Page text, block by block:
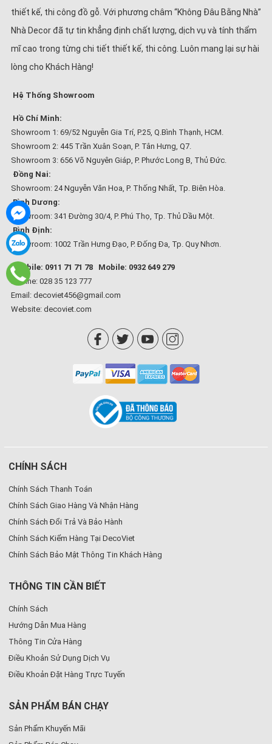
thiết kế, thi công đồ gỗ. Với phương châm “Không Đâu Bằng Nhà”
Nhà Decor đã tự tin khẳng định chất lượng, dịch vụ và tính thẩm
mĩ cao trong từng chi tiết thiết kế, thi công. Luôn mang lại sự hài
lòng cho Khách Hàng!
Hệ Thống Showroom
Hồ Chí Minh:
Showroom 1: 69/52 Nguyễn Gia Trí, P.25, Q.Bình Thạnh, HCM.
Showroom 2: 445 Trần Xuân Soạn, P. Tân Hưng, Q7.
Showroom 3: 656 Võ Nguyên Giáp, P. Phước Long B, Thủ Đức.
Đồng Nai:
Showroom: 24 Nguyễn Văn Hoa, P. Thống Nhất, Tp. Biên Hòa.
Bình Dương:
Showroom: 341 Đường 30/4, P. Phú Thọ, Tp. Thủ Dầu Một.
Bình Định:
Showroom: 1002 Trần Hưng Đạo, P. Đống Đa, Tp. Quy Nhơn.
Mobile: 0911 71 71 78
Mobile: 0932 649 279
Hotline: 028 35 123 777
Email: decoviet456@gmail.com
Website: decoviet.com
CHÍNH SÁCH
Chính Sách Thanh Toán
Chính Sách Giao Hàng Và Nhận Hàng
Chính Sách Đổi Trả Và Bảo Hành
Chính Sách Kiểm Hàng Tại DecoViet
Chính Sách Bảo Mật Thông Tin Khách Hàng
THÔNG TIN CẦN BIẾT
Chính Sách
Hướng Dẫn Mua Hàng
Thông Tin Cửa Hàng
Điều Khoản Sử Dụng Dịch Vụ
Điều Khoản Đặt Hàng Trực Tuyến
SẢN PHẨM BÁN CHẠY
Sản Phẩm Khuyến Mãi